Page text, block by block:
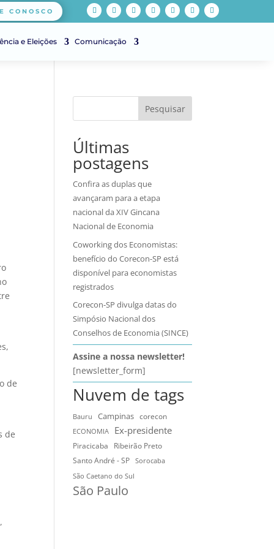
CONOSCO
e Eleições Comunicação
de
de
Pesquisar
Últimas
postagens
Confira as duplas que
avançaram para a etapa
nacional da XIV Gincana
Nacional de Economia
Coworking dos Economistas:
benefício do Corecon-SP está
disponível para economistas
registrados
Corecon-SP divulga datas do
Simpósio Nacional dos
Conselhos de Economia (SINCE)
Assine a nossa newsletter!
[newsletter_form]
Nuvem de tags
Bauru Campinas
corecon
ECONOMIA
Ex-presidente
Piracicaba
Ribeirão Preto
Santo André - SP
Sorocaba
São Caetano do Sul
São Paulo